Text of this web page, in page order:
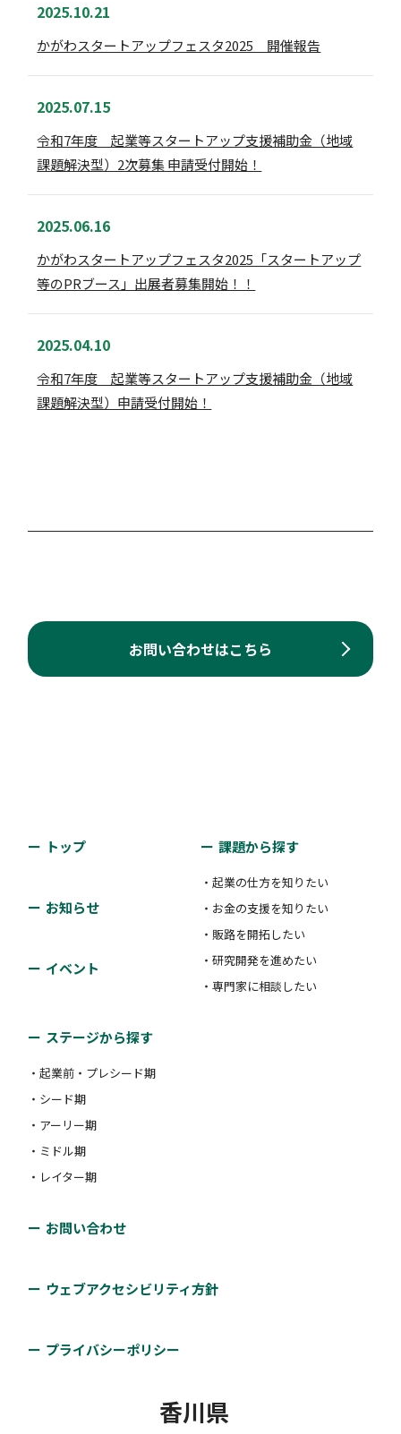
2025.10.21
かがわスタートアップフェスタ2025 開催報告
2025.07.15
令和7年度 起業等スタートアップ支援補助金（地域
課題解決型）2次募集 申請受付開始！
2025.06.16
かがわスタートアップフェスタ2025「スタートアップ
等のPRブース」出展者募集開始！！
2025.04.10
令和7年度 起業等スタートアップ支援補助金（地域
課題解決型）申請受付開始！
お問い合わせはこちら
トップ
お知らせ
イベント
課題から探す
・起業の仕方を知りたい
・お金の支援を知りたい
・販路を開拓したい
・研究開発を進めたい
・専門家に相談したい
ステージから探す
・起業前・プレシード期
・シード期
・アーリー期
・ミドル期
・レイター期
お問い合わせ
ウェブアクセシビリティ方針
プライバシーポリシー
香川県